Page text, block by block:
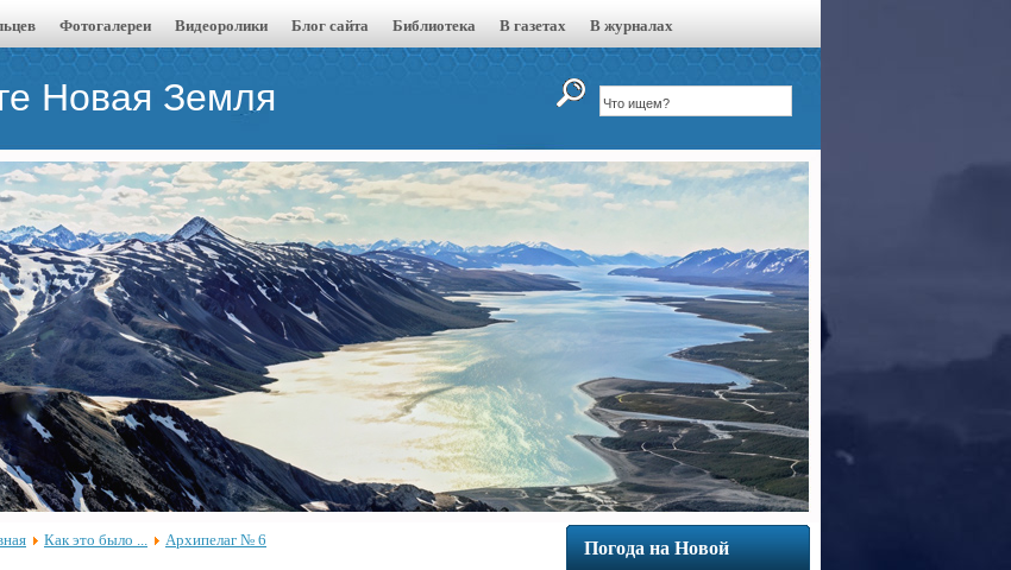
Фотогалереи Видеоролики Блог сайта Библиотека В газетах В журналах
Новая Земля
Как это было ... Архипелаг № 6 Погода на Новой